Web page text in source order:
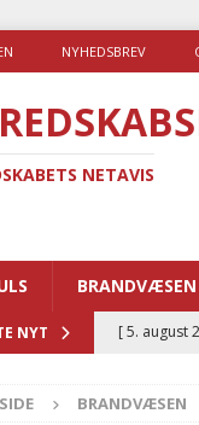
NYHEDSBREV
NETAVIS
BRANDVÆSEN
NYT [ 5. august
BRANDVÆSEN